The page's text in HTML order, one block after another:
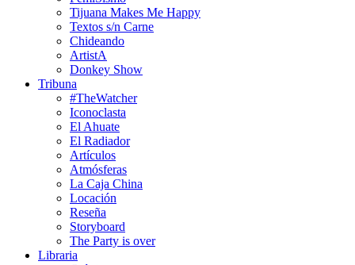
Tijuana Makes Me Happy
Textos s/n Carne
Chideando
ArtistA
Donkey Show
Tribuna
#TheWatcher
Iconoclasta
El Ahuate
El Radiador
Artículos
Atmósferas
La Caja China
Locación
Reseña
Storyboard
The Party is over
Libraria